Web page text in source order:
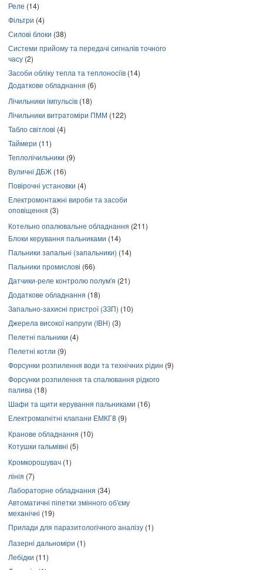
Реле (14)
Фільтри (4)
Силові блоки (38)
Системи прийому та передачі сигналів точного
часу (2)
Засоби обліку тепла та теплоносіїв (14)
Додаткове обладнання (6)
Лічильники імпульсів (18)
Лічильники витратоміри ПММ (122)
Табло світлові (4)
Таймери (11)
Теплолічильники (9)
Вуличні ДБЖ (16)
Повірочні установки (4)
Електромонтажні вироби та засоби
оповіщення (3)
Котельно опалювальне обладнання (211)
Блоки керування пальниками (14)
Пальники запальні (запальники) (14)
Пальники промислові (66)
Датчики-реле контролю полум'я (21)
Додаткове обладнання (18)
Запально-захисні пристрої (ЗЗП) (10)
Джерела високої напруги (ІВН) (3)
Пелетні пальники (4)
Пелетні котли (9)
Форсунки розпилення води та технічних рідин (9)
Форсунки розпилення та спалювання рідкого
палива (18)
Шафи та щити керування пальниками (16)
Електромагнітні клапани ЕМКГ8 (9)
Кранове обладнання (10)
Котушки гальмівні (5)
Кромкорошувач (1)
лінія (7)
Лабораторне обладнання (34)
Автоматичні піпетки змінного об'єму
механічні (19)
Прилади для паразитологічного аналізу (1)
Лазерні дальноміри (1)
Лебідки (11)